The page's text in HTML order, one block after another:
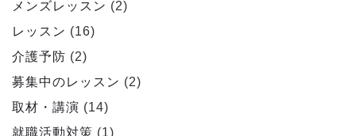
メンズレッスン (2)
レッスン (16)
介護予防 (2)
募集中のレッスン (2)
取材・講演 (14)
就職活動対策 (1)